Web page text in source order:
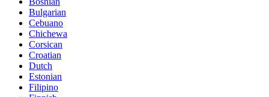
Bulgarian
Cebuano
Chichewa
Corsican
Croatian
Dutch
Estonian
Filipino